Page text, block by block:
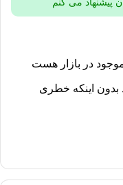
در بازار هست
بدون اینکه خطری